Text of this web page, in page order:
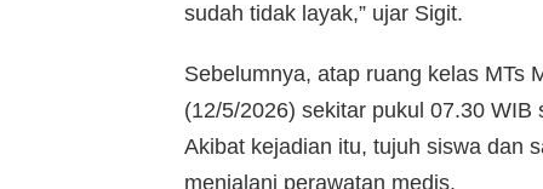
sudah tidak layak,” ujar Sigit.
Sebelumnya, atap ruang kelas MTs
(12/5/2026) sekitar pukul 07.30
Akibat kejadian itu, tujuh siswa dan
menjalani perawatan medis.